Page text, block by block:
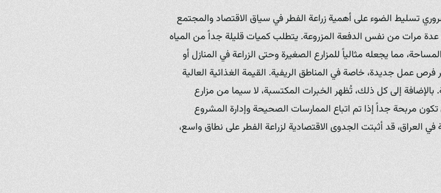
تسليط الضوء على أهمية زراعة الفطر في سياق الاقتصاد والمجتمع
مرات من نفس الدفعة المزروعة. يتطلب كميات قليلة جداً من المياه
مما يجعله مثالياً للمزارع الصغيرة وحتى الزراعة في المنازل أو
عمل جديدة، خاصة في المناطق الريفية. القيمة الغذائية العالية
بالإضافة إلى كل ذلك، تُظهر الخبرات المكتسبة، لا سيما من مزارع
مربحة جداً إذا تم اتباع الممارسات الصحيحة وإدارة المشروع
في العراق، قد أثبتت الجدوى الاقتصادية لزراعة الفطر على نطاق واسع،